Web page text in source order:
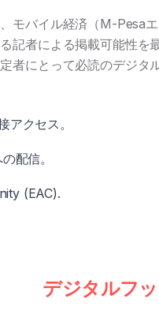
モバイル経済（M-Pesa
記者による掲載可能性を
者にとって必読のデジタ
クセス。
配信。
(EAC).
デジタルフ